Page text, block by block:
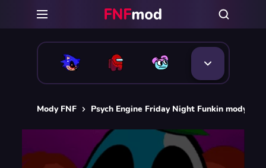
Mody FNF Psych Engine Friday Night Funkin mody